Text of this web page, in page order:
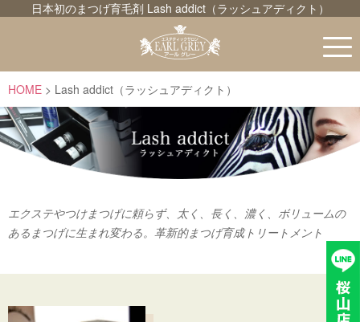
日本初のまつげ育毛剤 Lash addict（ラッシュアディクト）
HOME Lash addict（ラッシュアディクト）
エクステやつけまつげに頼らず、太く、長く、濃く、ボリュームの
あるまつげに生まれ変わる。革新的まつげ育成トリートメント